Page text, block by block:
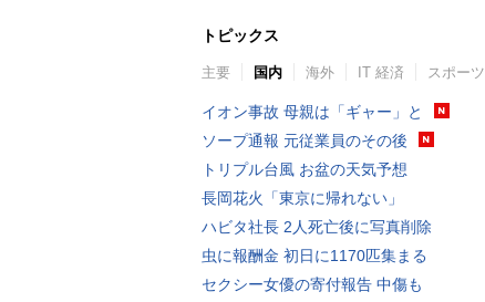
トピックス
主要 国内 海外 IT 経済 スポーツ
イオン事故 母親は「ギャー」と
ソープ通報 元従業員のその後
トリプル台風 お盆の天気予想
長岡花火「東京に帰れない」
ハビタ社長 2人死亡後に写真削除
虫に報酬金 初日に1170匹集まる
セクシー女優の寄付報告 中傷も